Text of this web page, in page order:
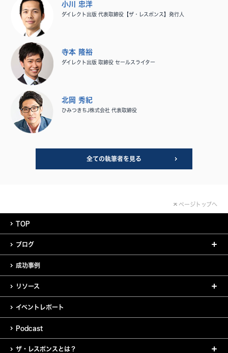
小川 忠洋
ダイレクト出版 代表取締役【ザ・レスポンス】発行人
寺本 隆裕
ダイレクト出版 取締役 セールスライター
北岡 秀紀
ひみつきちJ株式会社 代表取締役
全ての執筆者を見る
ページトップへ
TOP
ブログ
成功事例
リソース
イベントレポート
Podcast
ザ・レスポンスとは？